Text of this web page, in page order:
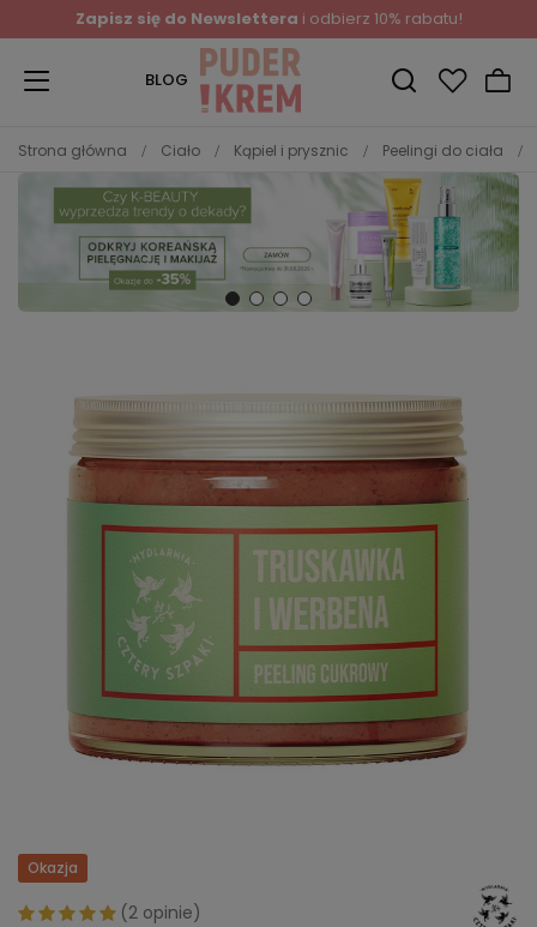
Zapisz się do Newslettera i odbierz 10% rabatu!
BLOG
Strona główna Ciało Kąpiel i prysznic Peelingi do ciała
Okazja
(2 opinie)